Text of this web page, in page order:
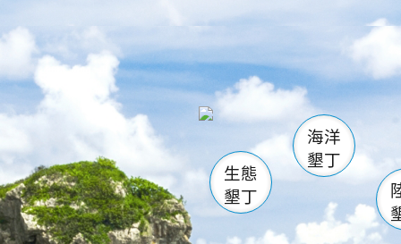
龜山 海生館
恆春
龍鑾潭自
瓊麻館
關山
白砂
生態
墾丁
海洋
墾丁